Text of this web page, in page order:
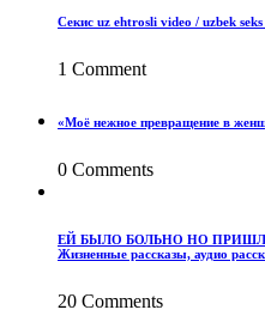
Секис uz ehtrosli video / uzbek
1 Comment
«Моё нежное превращение в
0 Comments
ЕЙ БЫЛО БОЛЬНО НО
Жизненные рассказы, аудио
20 Comments